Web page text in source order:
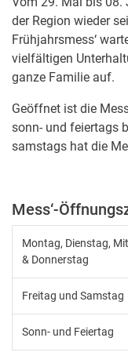
der Region wieder
Frühjahrsmess‘
vielfältigen
ganze Familie auf.
Geöffnet ist die
sonn- und feiertags
samstags hat die
Mess‘-
Montag, Dienstag,
& Donnerstag
Freitag und Samstag
Sonn- und Feiertag